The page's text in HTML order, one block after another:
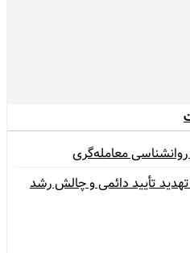
معامله‌گری
تأیید دائمی و چالش رشد